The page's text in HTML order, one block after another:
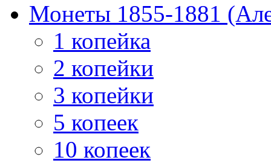
Монеты 1855-1881
1 копейка
2 копейки
3 копейки
5 копеек
10 копеек